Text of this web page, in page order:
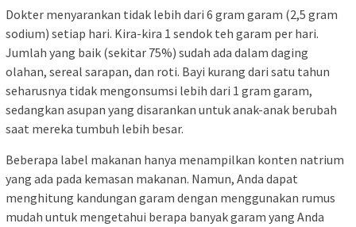
Dokter menyarankan tidak lebih dari 6 gram garam (2,5 gram
sodium) setiap hari. Kira-kira 1 sendok teh garam per hari.
Jumlah yang baik (sekitar 75%) sudah ada dalam daging
olahan, sereal sarapan, dan roti. Bayi kurang dari satu tahun
seharusnya tidak mengonsumsi lebih dari 1 gram garam,
sedangkan asupan yang disarankan untuk anak-anak berubah
saat mereka tumbuh lebih besar.
Beberapa label makanan hanya menampilkan konten natrium
yang ada pada kemasan makanan. Namun, Anda dapat
menghitung kandungan garam dengan menggunakan rumus
mudah untuk mengetahui berapa banyak garam yang Anda